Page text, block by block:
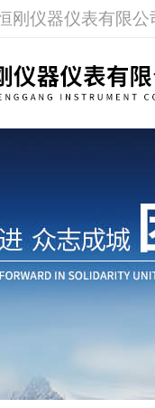
刚仪器仪表有限公